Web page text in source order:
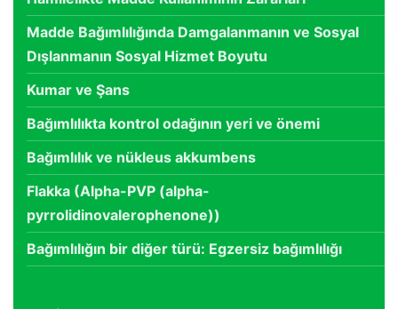
Madde Bağımlılığında Damgalanmanın ve Sosyal
Dışlanmanın Sosyal Hizmet Boyutu
Kumar ve Şans
Bağımlılıkta kontrol odağının yeri ve önemi
Bağımlılık ve nükleus akkumbens
Flakka (Alpha-PVP (alpha-
pyrrolidinovalerophenone))
Bağımlılığın bir diğer türü: Egzersiz bağımlılığı